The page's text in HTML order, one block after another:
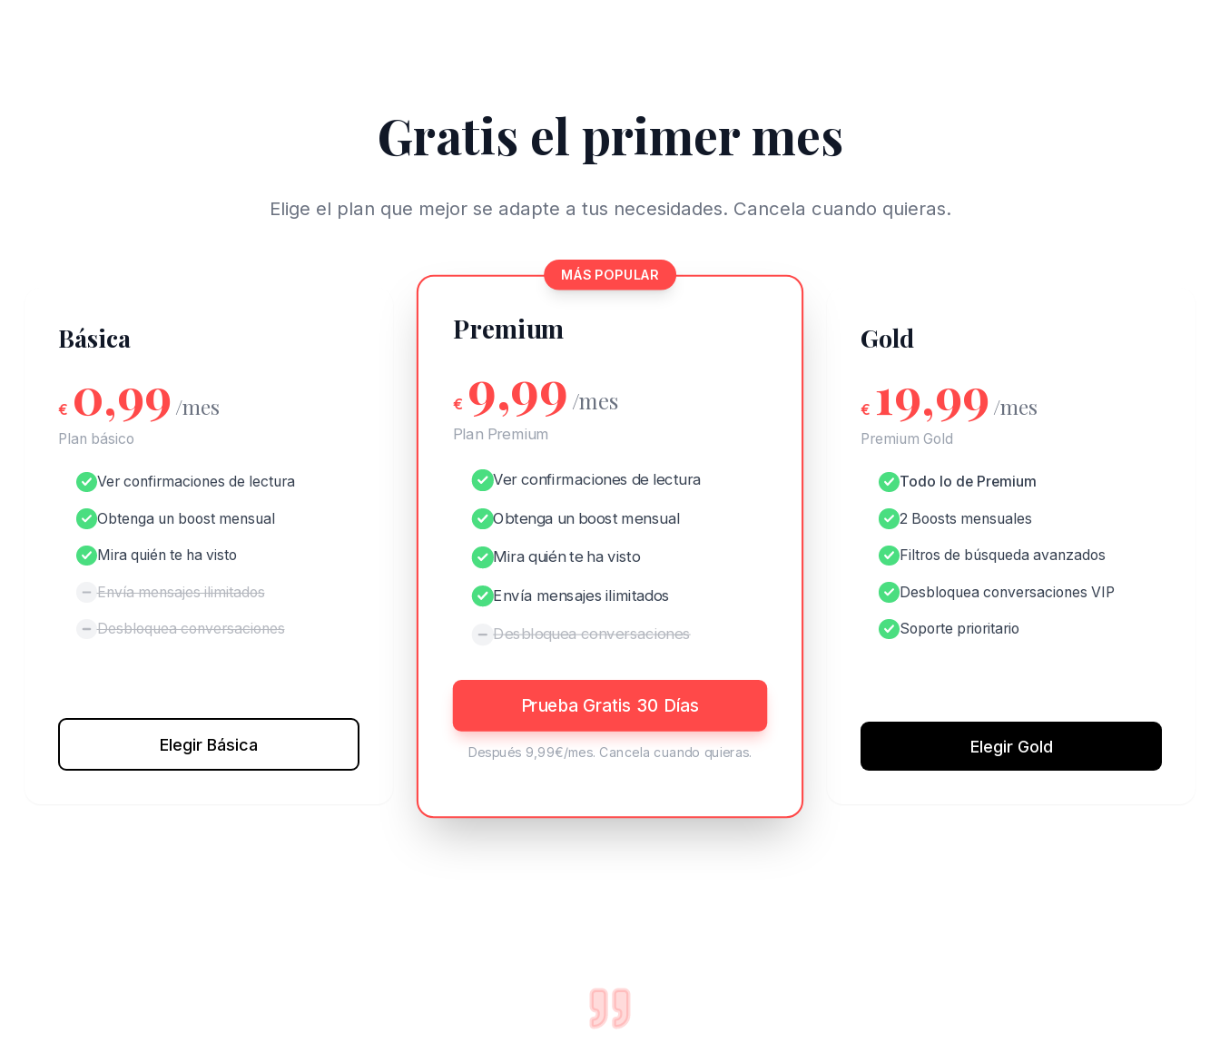
Gratis el primer mes
Elige el plan que mejor se adapte a tus necesidades. Cancela cuando quieras.
Básica
€ 0,99 /mes
Plan básico
Ver confirmaciones de lectura
Obtenga un boost mensual
Mira quién te ha visto
Envía mensajes ilimitados
Desbloquea conversaciones
Elegir Básica
MÁS POPULAR
Premium
€ 9,99 /mes
Plan Premium
Ver confirmaciones de lectura
Obtenga un boost mensual
Mira quién te ha visto
Envía mensajes ilimitados
Desbloquea conversaciones
Prueba Gratis 30 Días
Después 9,99€/mes. Cancela cuando quieras.
Gold
€ 19,99 /mes
Premium Gold
Todo lo de Premium
2 Boosts mensuales
Filtros de búsqueda avanzados
Desbloquea conversaciones VIP
Soporte prioritario
Elegir Gold